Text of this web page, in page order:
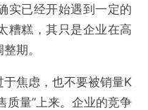
实已经开始遇到一定的
糟糕，其只是企业在高
期。
焦虑，也不要被销量K
质量”上来。企业的竞争